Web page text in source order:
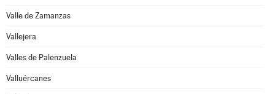
Valle de Zamanzas
Vallejera
Valles de Palenzuela
Valluércanes